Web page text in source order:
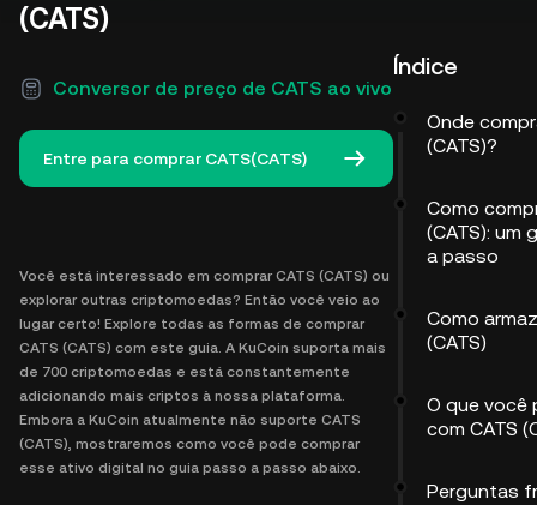
(CATS)
Conversor de preço de CATS ao vivo
Entre para comprar CATS(CATS)
Você está interessado em comprar CATS (CATS) ou
explorar outras criptomoedas? Então você veio ao
lugar certo! Explore todas as formas de comprar
CATS (CATS) com este guia. A KuCoin suporta mais
de 700 criptomoedas e está constantemente
adicionando mais criptos à nossa plataforma.
Embora a KuCoin atualmente não suporte CATS
(CATS), mostraremos como você pode comprar
esse ativo digital no guia passo a passo abaixo.
Índice
Onde
(CATS)?
Como
(CATS): um
a passo
Como
(CATS)
O que você
com CATS
Perguntas